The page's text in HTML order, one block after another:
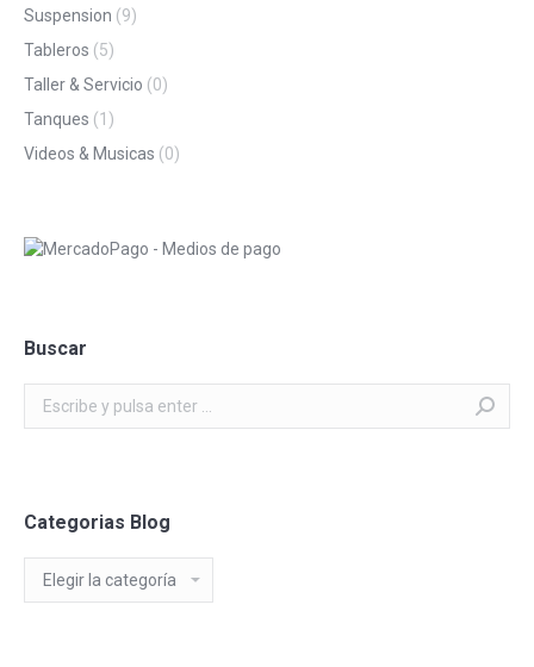
Suspension (9)
Tableros (5)
Taller & Servicio (0)
Tanques (1)
Videos & Musicas (0)
Buscar
Buscar:
Categorias Blog
Categorias
Blog